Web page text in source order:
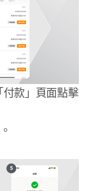
付款」頁面點擊